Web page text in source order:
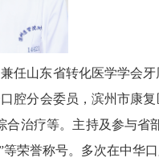
任山东省转化医学学会
分会委员，滨州市康
治疗等。主持及参与
荣誉称号。多次在中